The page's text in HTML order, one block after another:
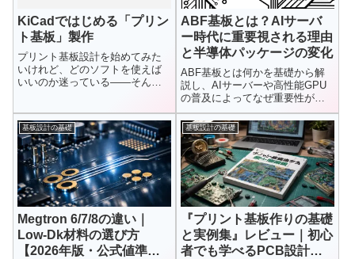
KiCadではじめる「プリン
ト基板」製作
プリント基板設計を始めてみた
いけれど、どのソフトを使えば
いいのか迷っている——そんな
ABF基板とは？AIサーバ
ー時代に重要視される理由
と半導体パッケージの変化
ABF基板とは何かを基礎から解
説し、AIサーバーや高性能GPU
の普及によってなぜ重要性が高
まっているのかを整理。半導体
パッケージ基板の役割やPCBと
の違い、供給構造や今後の市場
動向までわかりやすく解説しま
す。
基板設計の基礎
Megtron 6/7/8の違い｜
Low‑Dk材料の選び方
【2026年版・公式値準
基板設計の基礎
『プリント基板作りの基礎
と実例集』レビュー｜初心
者でも学べるPCB設計入